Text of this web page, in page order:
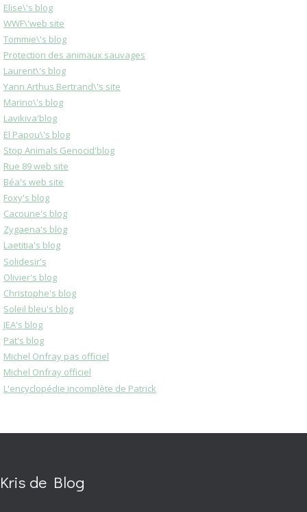
Elise\'s blog
WWF\'web site
Tommie\'s blog
Protection des animaux sauvages
Laurent\'s blog
Yann Arthus Bertrand\'s site
Marino\'s blog
Lavikiva'blog
El Papou\'s blog
Stop Animals Genocid'blog
Rue 89 web site
Béa's web site
Foxy's blog
Cacoune's blog
Zygaena's blog
Laetitia's blog
Solidesir's
Olivier's blog
Christophe's blog
Soleil bleu's blog
JEA's blog
Pat's blog
Michel Onfray pas officiel
Michel Onfray officiel
L'encyclopédie incomplète de Patrick
Kris de Blog